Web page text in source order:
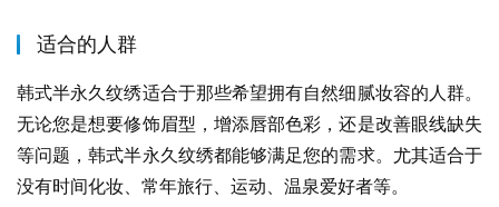
适合的人群
韩式半永久纹绣适合于那些希望拥有自然细腻妆容的人群。
无论您是想要修饰眉型，增添唇部色彩，还是改善眼线缺失
等问题，韩式半永久纹绣都能够满足您的需求。尤其适合于
没有时间化妆、常年旅行、运动、温泉爱好者等。